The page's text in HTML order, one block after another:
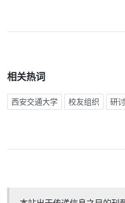
相关热词
西安交通大学 校友组织 研